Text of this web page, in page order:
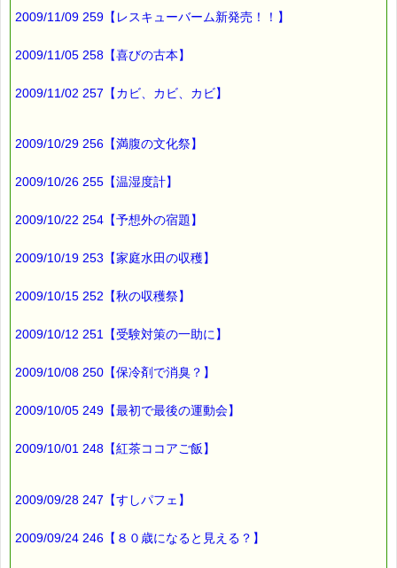
写真と一緒に見た方がわかりやすいので、
→https://pass-thyme.com/special/_data/206.html
去年より若干
無事２羽の雛が巣立ちました
今年の雛は、
ところで、
連休明けと言えば、五月病（六月病）の季節ですね、
五月病（六月病）には、これが役に立ちますよ (*^_^*)
■本日のオススメ情報
━━━━━━━━━━━━━━━━━━━━☆
ムシック
よ！！
https://pass-thyme.com/fit/p110.asp
2009/11/09 259【レスキューバーム新発売！！】
2009/11/05 258【喜びの古本】
2009/11/02 257【カビ、カビ、カビ】
2009/10/29 256【満腹の文化祭】
2009/10/26 255【温湿度計】
2009/10/22 254【予想外の宿題】
2009/10/19 253【家庭水田の収穫】
2009/10/15 252【秋の収穫祭】
2009/10/12 251【受験対策の一助に】
2009/10/08 250【保冷剤で消臭？】
2009/10/05 249【最初で最後の運動会】
2009/10/01 248【紅茶ココアご飯】
2009/09/28 247【すしパフェ】
2009/09/24 246【８０歳になると見える？】